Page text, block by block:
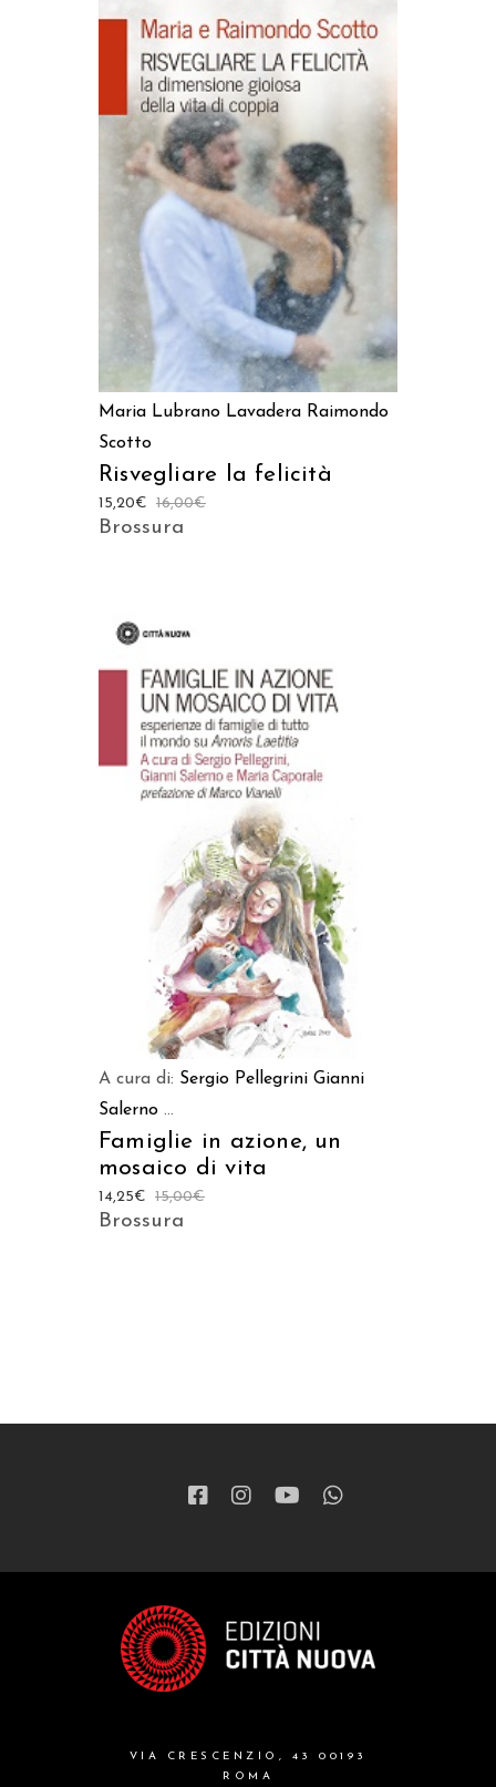
AGGIUNGI AL CARRELLO
Maria Lubrano Lavadera Raimondo
Scotto
Risvegliare la felicità
16,00€
15,20€
Brossura
AGGIUNGI AL CARRELLO
A cura di: Sergio Pellegrini Gianni
Salerno ...
Famiglie in azione, un
mosaico di vita
15,00€
14,25€
Brossura
VIA CRESCENZIO, 43 00193
ROMA